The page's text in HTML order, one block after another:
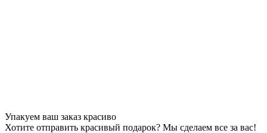
Упакуем ваш заказ красиво
Хотите отправить красивый подарок? Мы сделаем все за вас!